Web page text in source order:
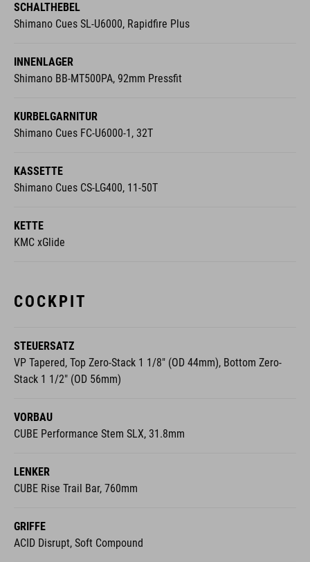
SCHALTHEBEL
Shimano Cues SL-U6000, Rapidfire Plus
INNENLAGER
Shimano BB-MT500PA, 92mm Pressfit
KURBELGARNITUR
Shimano Cues FC-U6000-1, 32T
KASSETTE
Shimano Cues CS-LG400, 11-50T
KETTE
KMC xGlide
COCKPIT
STEUERSATZ
VP Tapered, Top Zero-Stack 1 1/8" (OD 44mm), Bottom Zero-
Stack 1 1/2" (OD 56mm)
VORBAU
CUBE Performance Stem SLX, 31.8mm
LENKER
CUBE Rise Trail Bar, 760mm
GRIFFE
ACID Disrupt, Soft Compound